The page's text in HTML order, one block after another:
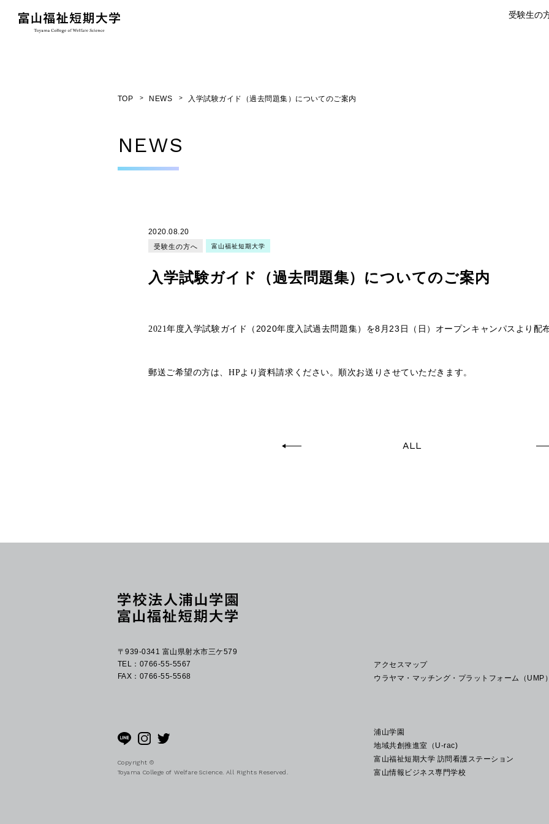
受験生の
TOP NEWS 入学試験ガイド（過去問題集）についてのご案内
NEWS
2020.08.20
受験生の方へ 富山福祉短期大学
入学試験ガイド（過去問題集）についてのご案内
2021年度入学試験ガイド （2020年度入試過去問題集）を8 月23日（日）オープンキャンパスより配
郵送ご希望の方は、HPより資料請求ください。順次お送りさせていただきます。
ALL
〒939-0341 富山県射水市三ケ579
TEL：0766-55-5567
FAX：0766-55-5568
Copyright ©
Toyama College of Welfare Science. All Rights Reserved.
アクセスマップ
ウラヤマ・マッチング・プラットフォーム（UMP）
浦山学園
地域共創推進室（U-rac)
富山福祉短期大学 訪問看護ステーション
富山情報ビジネス専門学校